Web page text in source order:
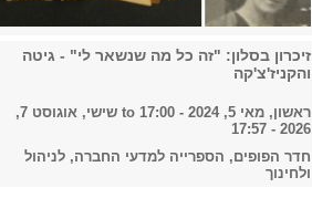
זיכרון בסלון: "זה כל מה שנשאר לי" - גיטה
והקניז'צ'קה
ראשון, מאי 5, 2024 - 17:00 to
שישי, אוגוסט 7,
2026 - 17:57
חדר הפופים, הספרייה למדעי החברה, לניהול
ולחינוך